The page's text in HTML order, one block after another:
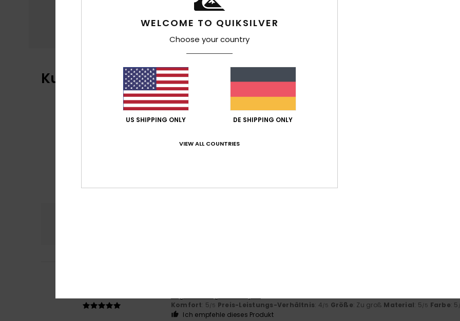
Kundenbewertungen
Durchschnittliche Bewertung
100% unserer Kunden empfehlen dieses Produkt
Komfort: 5 /5 Preis-Leistungs-Verhältnis: 4 /5 Größe: Zu groß Material: 5 /5 Farbe: 5
Ich empfehle dieses Produkt
WELCOME TO QUIKSILVER
Choose your country
US SHIPPING ONLY DE SHIPPING ONLY
VIEW ALL COUNTRIES